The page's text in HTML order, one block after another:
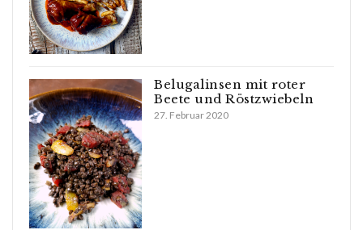
Belugalinsen mit roter
Beete und Röstzwiebeln
27. Februar 2020